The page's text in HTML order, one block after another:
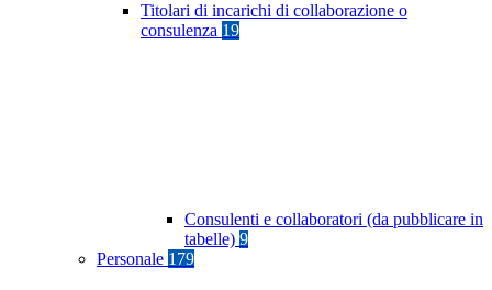
Titolari di incarichi di collaborazione o
consulenza 19
Consulenti e collaboratori (da pubblicare in
tabelle) 9
Personale 179